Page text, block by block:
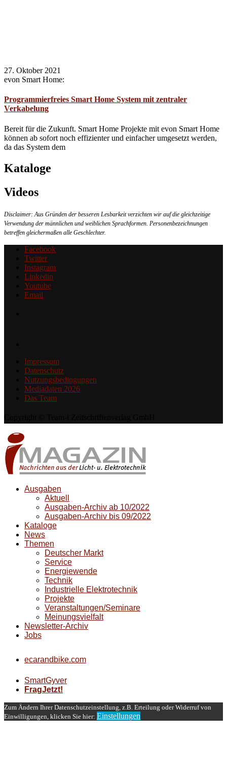
27. Oktober 2021
evon Smart Home:
Programmierfreies Smart Home System mit zentraler
Verkabelung
Bereit für die Zukunft. Smart Home Projekte mit evon Smart Home
können ab sofort noch effizienter und einfacher umgesetzt werden,
da das System dem
Kataloge
Videos
Disclaimer: Aus Gründen der besseren Lesbarkeit verzichten wir auf die gleichzeitige
Verwendung der männlichen und weiblichen Sprachformen. Personenbezeichnungen
betreffen gleichermaßen alle Geschlechter.
Facebook
Twitter
Instagram
Linkedin
Youtube
Email
Impressum
Datenschutz
Nutzungsbedingungen
Mediadaten 2026
Das Team
Ausgaben
Aktuell
Ausgaben-Archiv ab 10/2022
Ausgaben-Archiv bis 09/2022
Kataloge
News
Themen
Deutscher Markt
Service
Energiewende
Technik
Industrielle Elektrotechnik
Projekte
Veranstaltungen/Seminare
Meinungsvielfalt
Newsletter-Archiv
Jobs
ecarandbike.com
SmartGyver
FragJetzt!
Zum Ändern Ihrer Datenschutzeinstellung, z.B. Erteilung oder Widerruf von
Einwilligungen, klicken Sie hier: Einstellungen